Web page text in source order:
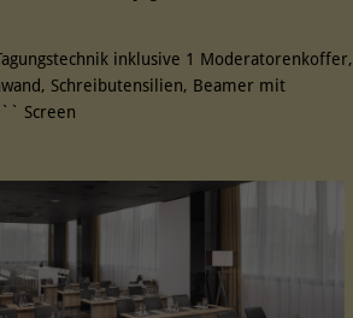
inklusive 1 Moderatorenkoffer,
Schreibutensilien, Beamer mit
Screen